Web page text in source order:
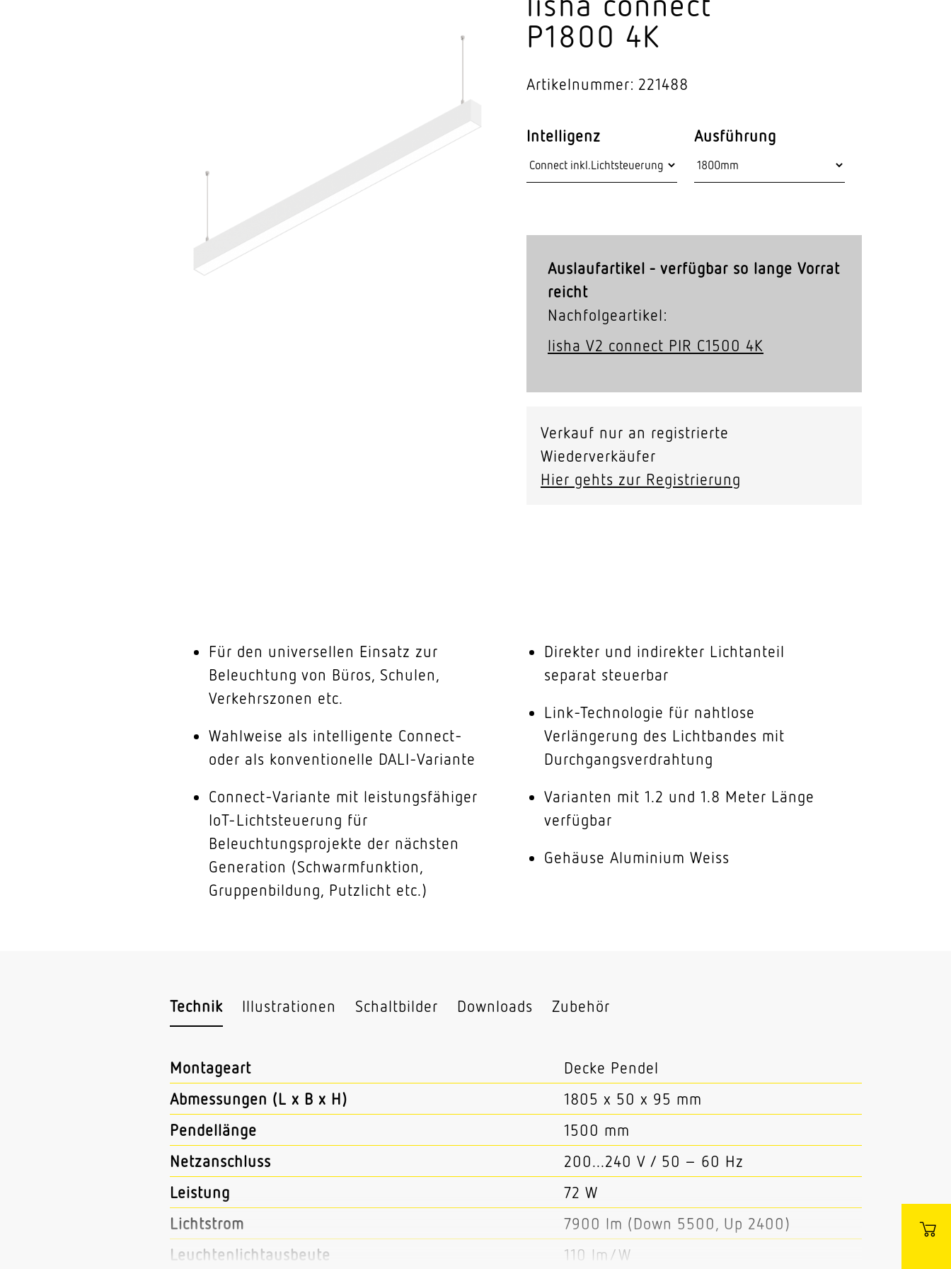
Video-Sensorik Stras­sen­leuchten
P1800 4K
Artikelnummer: 221488
Intelligenz Ausführung
Auslaufartikel - verfügbar so lange Vorrat
reicht
Nachfolgeartikel:
lisha V2 connect PIR C1500 4K
Verkauf nur an registrierte
Wiederverkäufer
Hier gehts zur Registrierung
Für den universellen Einsatz zur
Beleuchtung von Büros, Schulen,
Verkehrszonen etc.
Wahlweise als intelligente Connect-
oder als konventionelle DALI-Variante
Connect-Variante mit leistungsfähiger
IoT-Lichtsteuerung für
Beleuchtungsprojekte der nächsten
Generation (Schwarmfunktion,
Gruppenbildung, Putzlicht etc.)
Direkter und indirekter Lichtanteil
separat steuerbar
Link-Technologie für nahtlose
Verlängerung des Lichtbandes mit
Durchgangsverdrahtung
Varianten mit 1.2 und 1.8 Meter Länge
verfügbar
Gehäuse Aluminium Weiss
Technik Illustrationen Schaltbilder Downloads Zubehör
Montageart
Decke Pendel
Abmessungen (L x B x H)
1805 x 50 x 95 mm
Pendellänge
1500 mm
Netzanschluss
200...240 V / 50 – 60 Hz
Leistung
72 W
Lichtstrom
7900 lm (Down 5500, Up 2400)
Leuchtenlichtausbeute
110 lm/W